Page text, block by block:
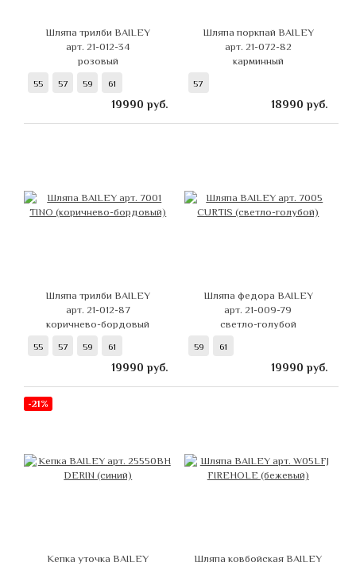
Шляпа трилби BAILEY
арт. 21-012-34
розовый
55 57 59 61
19990 руб.
Шляпа поркпай BAILEY
арт. 21-072-82
карминный
57
18990 руб.
Шляпа трилби BAILEY
арт. 21-012-87
коричнево-бордовый
55 57 59 61
19990 руб.
Шляпа федора BAILEY
арт. 21-009-79
светло-голубой
59 61
19990 руб.
-21%
Кепка уточка BAILEY
Шляпа ковбойская BAILEY